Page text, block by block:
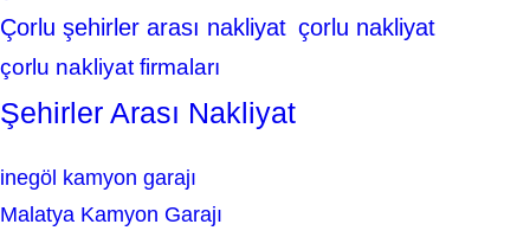
Çorlu şehirler arası nakliyat çorlu nakliyat
çorlu nakliyat firmaları
Şehirler Arası Nakliyat
inegöl kamyon garajı
Malatya Kamyon Garajı